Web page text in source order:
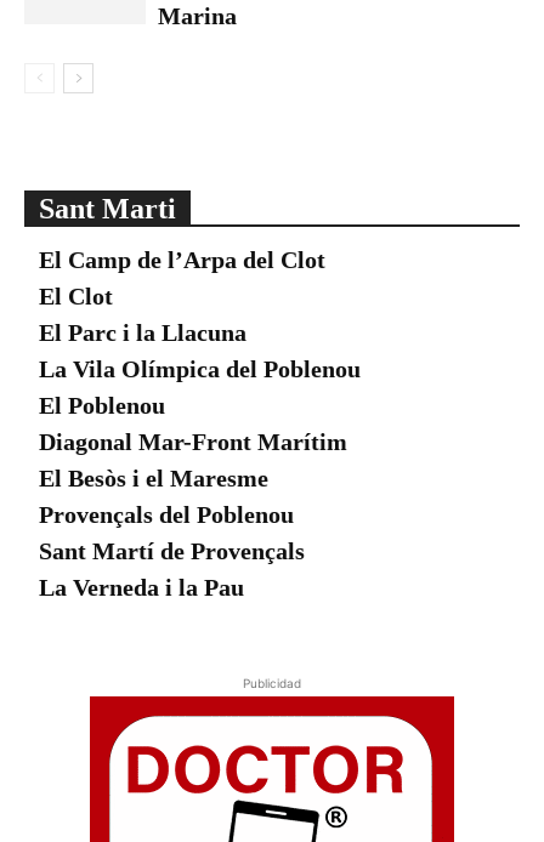
Marina
Sant Marti
El Camp de l’Arpa del Clot
El Clot
El Parc i la Llacuna
La Vila Olímpica del Poblenou
El Poblenou
Diagonal Mar-Front Marítim
El Besòs i el Maresme
Provençals del Poblenou
Sant Martí de Provençals
La Verneda i la Pau
Publicidad